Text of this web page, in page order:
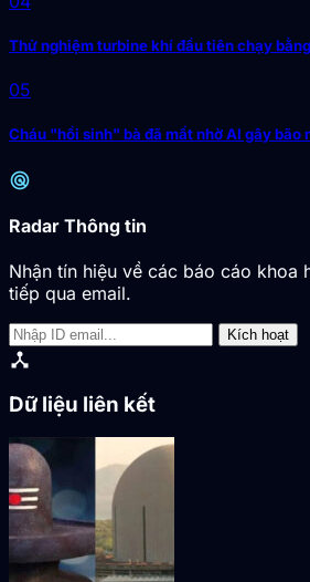
Thử nghiệm turbine khí đầu tiên chạy
05
Cháu "hồi sinh" bà đã mất nhờ AI gây bão
radar
Radar Thông tin
Nhận tín hiệu về các báo cáo khoa
tiếp qua email.
Kích hoạt
device_hub
Dữ liệu liên kết